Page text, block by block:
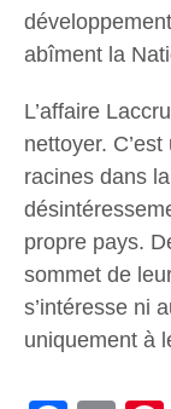
abîment la
L’affaire
nettoyer.
racines dans
propre pays.
sommet de
s’intéresse ni
uniquement à